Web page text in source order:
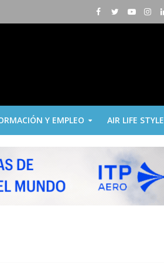
Y EMPLEO AIR LIFE STYLE